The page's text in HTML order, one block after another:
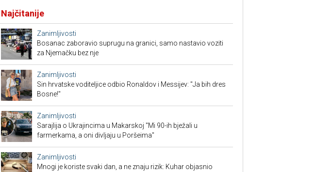
Najčitanije
Zanimljivosti
Bosanac zaboravio suprugu na granici, samo nastavio voziti
za Njemačku bez nje
Zanimljivosti
Sin hrvatske voditeljice odbio Ronaldov i Messijev: "Ja bih dres
Bosne!"
Zanimljivosti
Sarajlija o Ukrajincima u Makarskoj "Mi 90-ih bježali u
farmerkama, a oni divljaju u Poršeima"
Zanimljivosti
Mnogi je koriste svaki dan, a ne znaju rizik: Kuhar objasnio